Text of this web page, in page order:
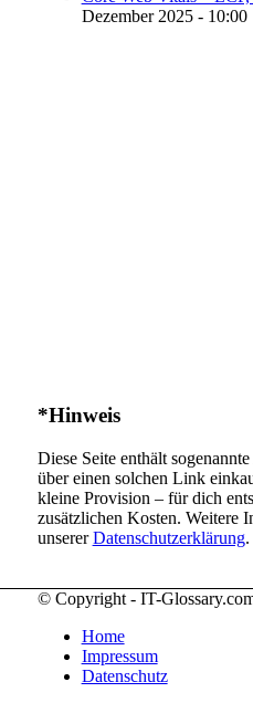
Dezember 2025 - 10:00
*Hinweis
Diese Seite enthält sogenannte
über einen solchen Link
kleine Provision – für dich
zusätzlichen Kosten. Weitere
unsererDatenschutzerklärung.
© Copyright - IT-
Home
Impressum
Datenschutz